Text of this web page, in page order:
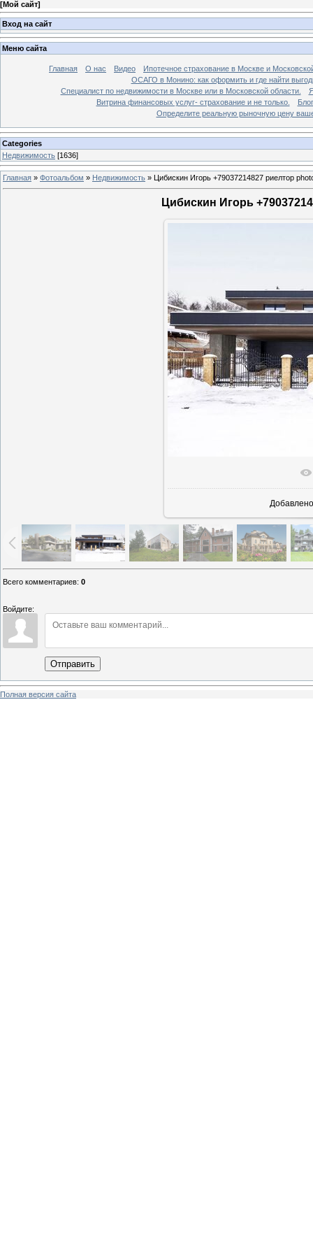
[Мой сайт]
Вход на сайт
Меню сайта
Главная О нас Видео
Ипотечное страхование в Москве и
ОСАГО в Монино: как оформить и где найти
Специалист по недвижимости в Москве или в Московской области.
Витрина финансовых услуг- страхование и не только.
Блог
Определите реальную рыночную цену
Categories
Недвижимость [1636]
Главная » Фотоальбом » Недвижимость » Цибискин Игорь +79037214827 риелтор
Цибискин Игорь
В
Добавлено
Всего комментариев: 0
Войдите:
Отправить
Полная версия сайта